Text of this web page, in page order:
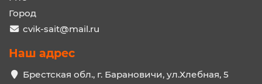
Город
cvik-sait@mail.ru
Наш адрес
Брестская обл., г. Барановичи, ул.Хлебная, 5